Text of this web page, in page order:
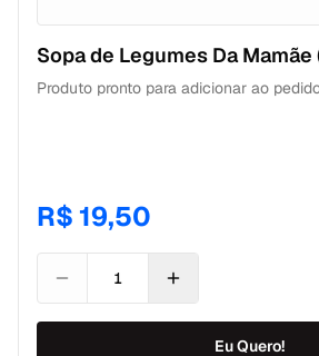
Sopa de Legumes Da
Produto pronto para adicionar ao
R$ 19,50
Eu Quero!